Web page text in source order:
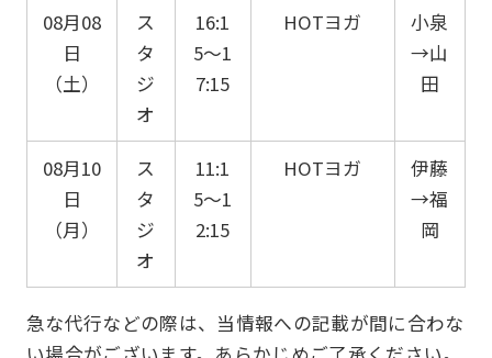
08月08
日
（土）
ス
タ
ジ
オ
16:1
5〜1
7:15
HOTヨガ
小泉
→山
田
08月10
日
（月）
ス
タ
ジ
オ
11:1
5〜1
2:15
HOTヨガ
伊藤
→福
岡
急な代行などの際は、当情報への記載が間に合わな